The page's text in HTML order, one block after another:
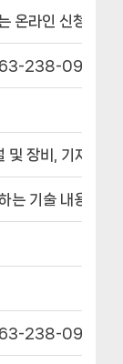
온라인 신청
238-0972
장비, 기자재
기술 내용을 충
238-0972